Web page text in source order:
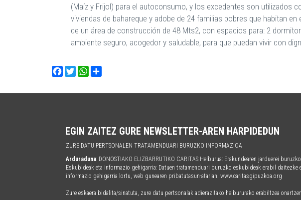
(Maíz y Frijol) para el autoconsumo, y los excedentes son utilizados
viviendas de bahareque y adobe de 24 familias pobres que habitan
de un área de construcción de 48 Mts2, con espacios para: 2
ambiente seguro, acogedor y saludable, para que puedan vivir con
Facebook
TwitterWhatsApp
EGIN ZAITEZ GURE NEWSLETTER-AREN HARPIDEDUN
ZURE DATU PERTSONALEN TRATAMENDUARI BURUZKO INFORMAZIOA
Arduraduna: DONOSTIAKO ELIZBARRUTIKO CARITAS Helburua: Erakundearen jarduerei
Eskubideak eta informazio gehigarria: Datuen tratamenduari buruzko eskubideak erabil daitezke
informazio gehigarria lortu, web gunearen pribatutasun-atarian. www.caritasgipuzkoa.org
Zure eskaera bidalita/sinatuta, zure datu pertsonalak adierazitako helbururako erabiltzea